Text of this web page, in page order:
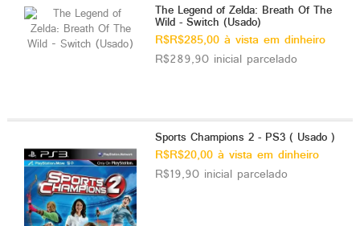
The Legend of Zelda: Breath Of The
Wild - Switch (Usado)
R$R$285,00 à vista em dinheiro
R$289,90 inicial parcelado
Sports Champions 2 - PS3 ( Usado )
R$R$20,00 à vista em dinheiro
R$19,90 inicial parcelado